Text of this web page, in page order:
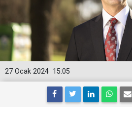
15:05
27 Ocak 2024